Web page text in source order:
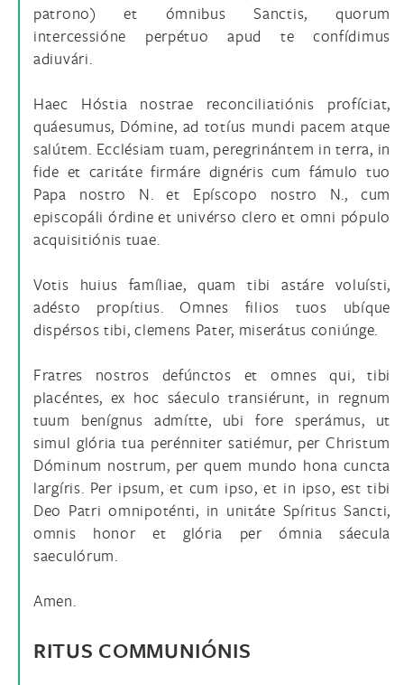
patrono) et ómnibus Sanctis, quorum
intercessióne perpétuo apud te confídimus
adiuvári.
Haec Hóstia nostrae reconciliatiónis profíciat,
quáesumus, Dómine, ad totíus mundi pacem atque
salútem. Ecclésiam tuam, peregrinántem in terra, in
fide et caritáte firmáre dignéris cum fámulo tuo
Papa nostro N. et Epíscopo nostro N., cum
episcopáli órdine et univérso clero et omni pópulo
acquisitiónis tuae.
Votis huius famíliae, quam tibi astáre voluísti,
adésto propítius. Omnes filios tuos ubíque
dispérsos tibi, clemens Pater, miserátus coniúnge.
Fratres nostros defúnctos et omnes qui, tibi
placéntes, ex hoc sáeculo transiérunt, in regnum
tuum benígnus admítte, ubi fore sperámus, ut
simul glória tua perénniter satiémur, per Christum
Dóminum nostrum, per quem mundo hona cuncta
largíris. Per ipsum, et cum ipso, et in ipso, est tibi
Deo Patri omnipoténti, in unitáte Spíritus Sancti,
omnis honor et glória per ómnia sáecula
saeculórum.
Amen.
RITUS COMMUNIÓNIS